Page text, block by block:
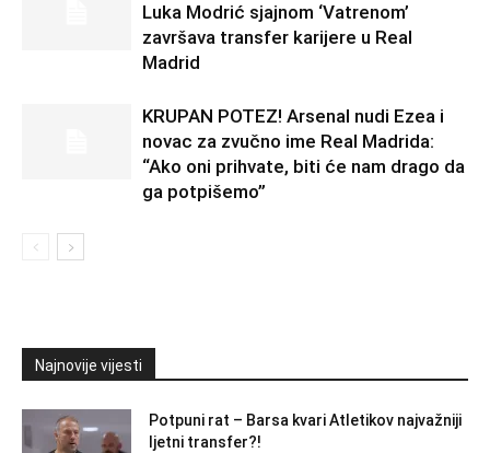
Luka Modrić sjajnom ‘Vatrenom’
završava transfer karijere u Real
Madrid
KRUPAN POTEZ! Arsenal nudi Ezea i
novac za zvučno ime Real Madrida:
“Ako oni prihvate, biti će nam drago da
ga potpišemo”
Najnovije vijesti
Potpuni rat – Barsa kvari Atletikov najvažniji
ljetni transfer?!